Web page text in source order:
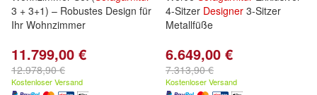
3 + 3+1) – Robustes Design für
Ihr Wohnzimmer
11.799,00 €
12.978,90 €
Kostenloser Versand
4-Sitzer Designer 3-Sitzer
Metallfüße
6.649,00 €
7.313,90 €
Kostenloser Versand